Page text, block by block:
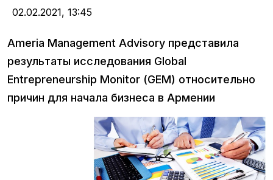
02.02.2021, 13:45
Ameria Management Advisory представила
результаты исследования Global
Entrepreneurship Monitor (GEM) относительно
причин для начала бизнеса в Армении